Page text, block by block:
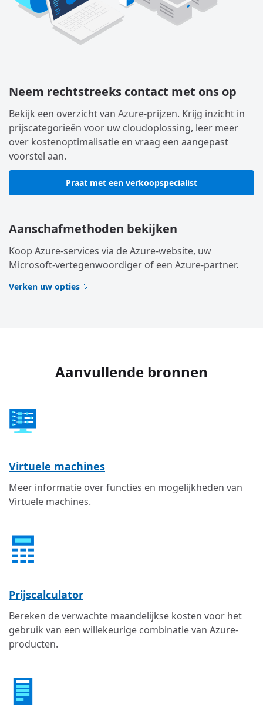
Neem rechtstreeks contact met ons op
Bekijk een overzicht van Azure-prijzen. Krijg inzicht in
prijscategorieën voor uw cloudoplossing, leer meer
over kostenoptimalisatie en vraag een aangepast
voorstel aan.
Praat met een verkoopspecialist
Aanschafmethoden bekijken
Koop Azure-services via de Azure-website, uw
Microsoft-vertegenwoordiger of een Azure-partner.
Verken uw opties
Aanvullende bronnen
Virtuele machines
Meer informatie over functies en mogelijkheden van
Virtuele machines.
Prijscalculator
Bereken de verwachte maandelijkse kosten voor het
gebruik van een willekeurige combinatie van Azure-
producten.